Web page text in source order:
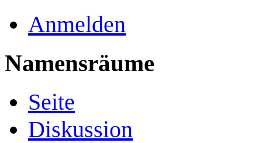
Anmelden
Namensräume
Seite
Diskussion